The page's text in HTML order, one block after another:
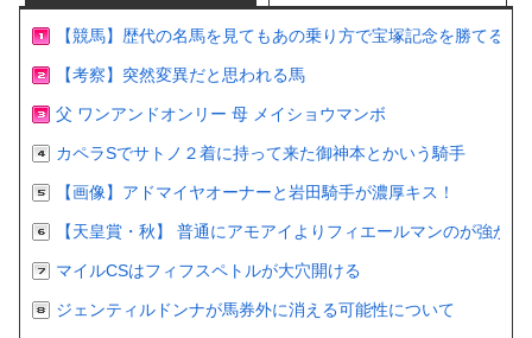
【競馬】歴代の名馬を見てもあの乗り方で宝塚記念を勝てる
【考察】突然変異だと思われる馬
父 ワンアンドオンリー 母 メイショウマンボ
カペラSでサトノ２着に持って来た御神本とかいう騎手
【画像】アドマイヤオーナーと岩田騎手が濃厚キス！
【天皇賞・秋】 普通にアモアイよりフィエールマンのが強かっ
マイルCSはフィフスペトルが大穴開ける
ジェンティルドンナが馬券外に消える可能性について